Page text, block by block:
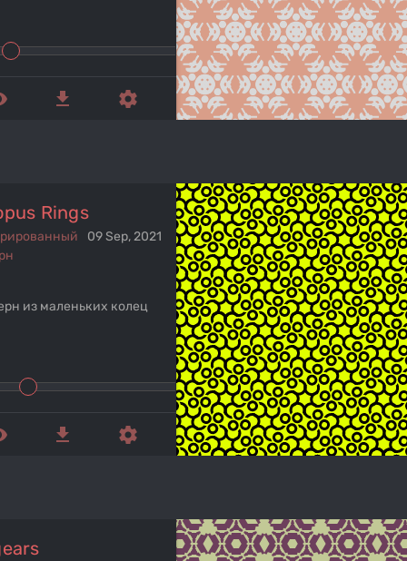
get_app settings
Rings
09 Sep, 2021
из маленьких колец
get_app settings